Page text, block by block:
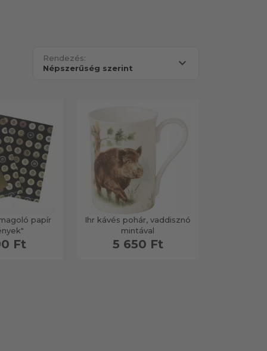
Rendezés:
papír
Ft
Ihr kávés pohár, vaddisznó
mintával
5 650 Ft